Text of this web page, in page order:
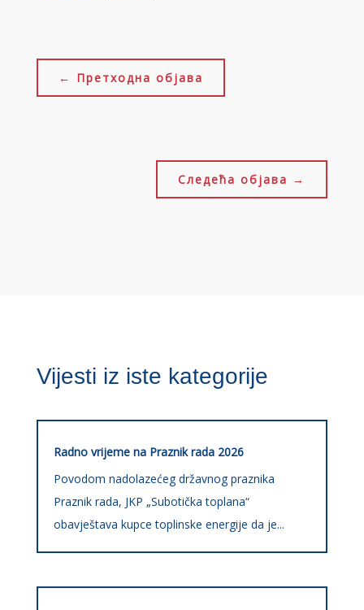
← Претходна објава
Следећа објава →
Vijesti iz iste kategorije
Radno vrijeme na Praznik rada 2026
Povodom nadolazećeg državnog praznika
Praznik rada, JKP „Subotička toplana“
obavještava kupce toplinske energije da je...